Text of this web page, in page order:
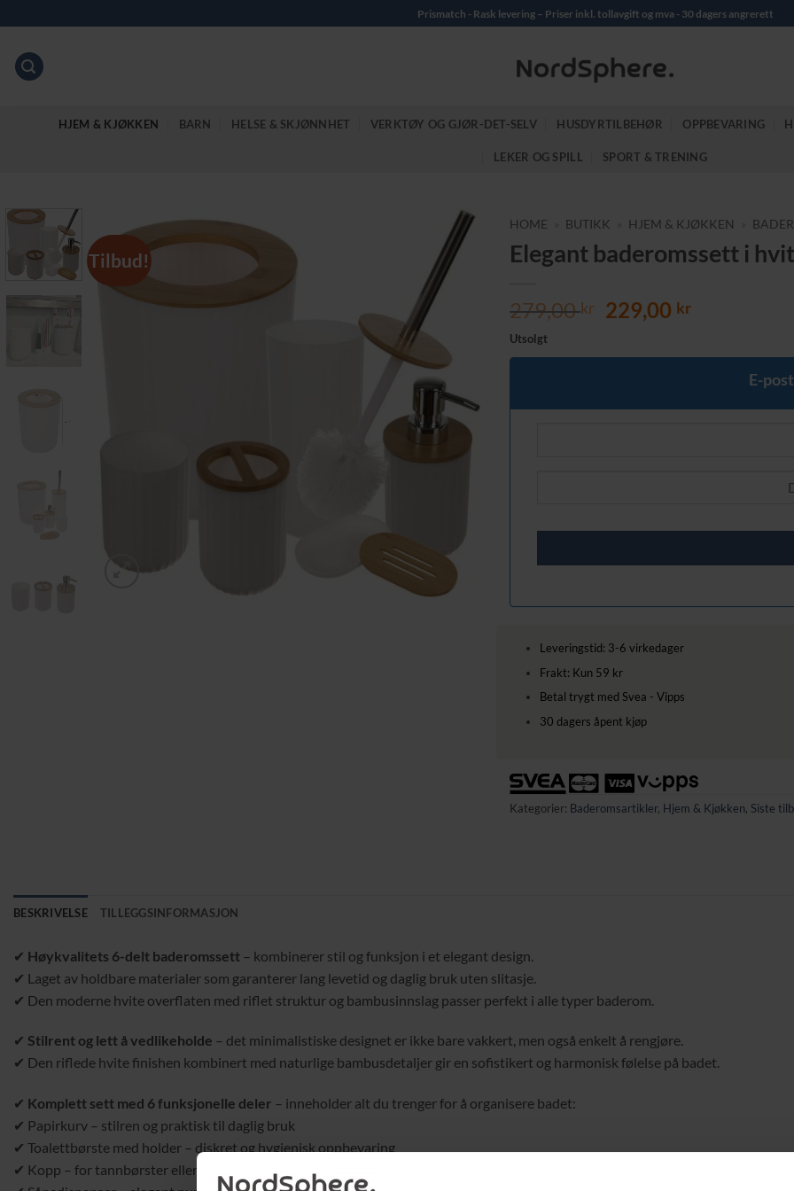
to
content
Prismatch - Rask levering – Priser inkl. tollavgift og mva - 30 dagers angrerett
HJEM & KJØKKEN BARN HELSE & SKJØNNHET VERKTØY OG GJØR-DET-SELV HUSDYRTILBEHØR OPPBEVARING
LEKER OG SPILL SPORT & TRENING
Tilbud!
HOME BUTIKK HJEM & KJØKKEN
Elegant baderomssett i
279,00kr Opprinnelig
var:
229,00 kr
er:
229,00 kr.
Utsolgt
E-
Leveringstid: 3-6 virkedager
Frakt: Kun 59 kr
Betal trygt med Svea - Vipps
30 dagers åpent kjøp
Kategorier: Baderomsartikler, Hjem & Kjøkken, Siste
BESKRIVELSE TILLEGGSINFORMASJON
✔ Høykvalitets 6-delt baderomssett – kombinerer stil og funksjon i et elegant design.
✔ Laget av holdbare materialer som garanterer lang levetid og daglig bruk uten slitasje.
✔ Den moderne hvite overflaten med riflet struktur og bambusinnslag passer perfekt i alle typer baderom.
✔ Stilrent og lett å vedlikeholde – det minimalistiske designet er ikke bare vakkert, men også enkelt å rengjøre.
✔ Den riflede hvite finishen kombinert med naturlige bambusdetaljer gir en sofistikert og harmonisk følelse på badet.
✔ Komplett sett med 6 funksjonelle deler – inneholder alt du trenger for å organisere badet:
✔ Papirkurv – stilren og praktisk til daglig bruk
✔ Toalettbørste med holder – diskret og hygienisk oppbevaring
✔ Kopp – for tannbørster eller små tilbehør